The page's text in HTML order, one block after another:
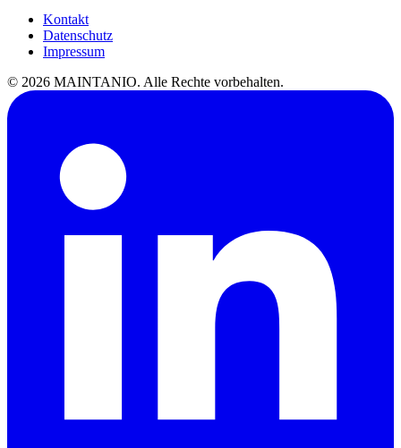
Kontakt
Datenschutz
Impressum
© 2026 MAINTANIO. Alle Rechte vorbehalten.